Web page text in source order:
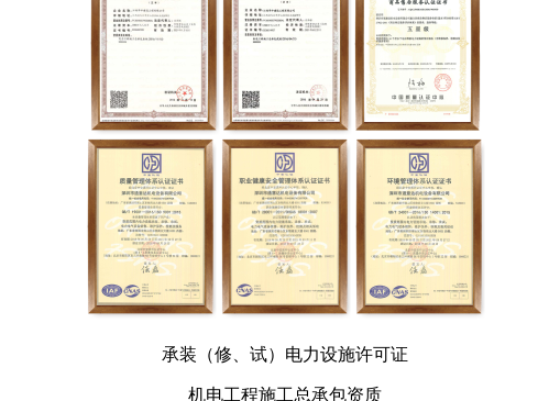
承装（修、试）电力设施许可证
机电工程施工总承包资质